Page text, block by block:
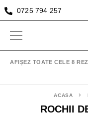
0725 794 257
AFIȘEZ TOATE CELE 8
ROCHII
ACASA